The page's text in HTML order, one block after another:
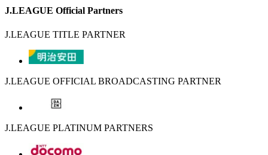
J.LEAGUE Official Partners
J.LEAGUE TITLE PARTNER
J.LEAGUE OFFICIAL BROADCASTING PARTNER
J.LEAGUE PLATINUM PARTNERS